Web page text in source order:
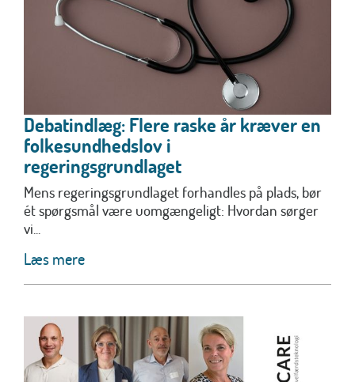
Debatindlæg: Flere raske år kræver en
folkesundhedslov i
regeringsgrundlaget
Mens regeringsgrundlaget forhandles på plads, bør
ét spørgsmål være uomgængeligt: Hvordan sørger
vi...
Læs mere